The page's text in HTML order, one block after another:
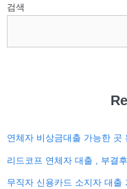
검색
연체자 비상금대출 가능한 곳
리드코프 연체자 대출 , 부결
무직자 신용카드 소지자 대출